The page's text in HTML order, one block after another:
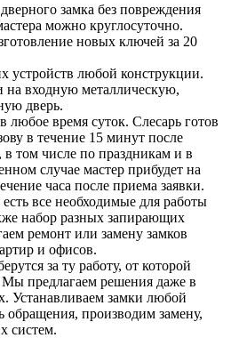
замка без повреждения
можно круглосуточно.
новых ключей за 20
устройств любой конструкции.
на входную металлическую,
дверь.
любое время суток. Слесарь готов
в течение 15 минут после
в том числе по праздникам и в
случае мастер прибудет на
часа после приема заявки.
все необходимые для работы
набор разных запирающих
ремонт или замену замков
и офисов.
за ту работу, от которой
Мы предлагаем решения даже в
Устанавливаем замки любой
обращения, производим замену,
систем.